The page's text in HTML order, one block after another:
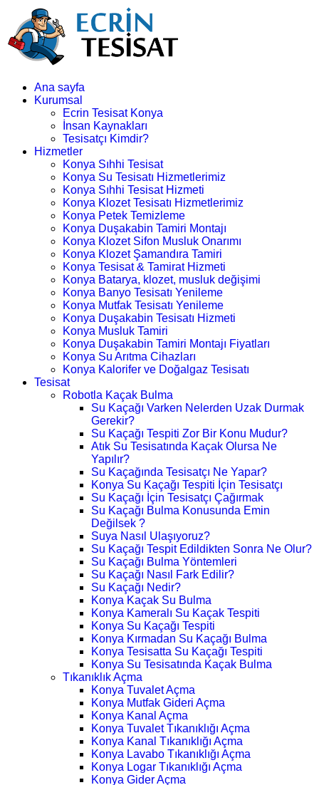
Ana sayfa
Kurumsal
Ecrin Tesisat Konya
İnsan Kaynakları
Tesisatçı Kimdir?
Hizmetler
Konya Sıhhi Tesisat
Konya Su Tesisatı Hizmetlerimiz
Konya Sıhhi Tesisat Hizmeti
Konya Klozet Tesisatı Hizmetlerimiz
Konya Petek Temizleme
Konya Duşakabin Tamiri Montajı
Konya Klozet Sifon Musluk Onarımı
Konya Klozet Şamandıra Tamiri
Konya Tesisat & Tamirat Hizmeti
Konya Batarya, klozet, musluk değişimi
Konya Banyo Tesisatı Yenileme
Konya Mutfak Tesisatı Yenileme
Konya Duşakabin Tesisatı Hizmeti
Konya Musluk Tamiri
Konya Duşakabin Tamiri Montajı Fiyatları
Konya Su Arıtma Cihazları
Konya Kalorifer ve Doğalgaz Tesisatı
Tesisat
Robotla Kaçak Bulma
Su Kaçağı Varken Nelerden Uzak Durmak
Gerekir?
Su Kaçağı Tespiti Zor Bir Konu Mudur?
Atık Su Tesisatında Kaçak Olursa Ne
Yapılır?
Su Kaçağında Tesisatçı Ne Yapar?
Konya Su Kaçağı Tespiti İçin Tesisatçı
Su Kaçağı İçin Tesisatçı Çağırmak
Su Kaçağı Bulma Konusunda Emin
Değilsek ?
Suya Nasıl Ulaşıyoruz?
Su Kaçağı Tespit Edildikten Sonra Ne Olur?
Su Kaçağı Bulma Yöntemleri
Su Kaçağı Nasıl Fark Edilir?
Su Kaçağı Nedir?
Konya Kaçak Su Bulma
Konya Kameralı Su Kaçak Tespiti
Konya Su Kaçağı Tespiti
Konya Kırmadan Su Kaçağı Bulma
Konya Tesisatta Su Kaçağı Tespiti
Konya Su Tesisatında Kaçak Bulma
Tıkanıklık Açma
Konya Tuvalet Açma
Konya Mutfak Gideri Açma
Konya Kanal Açma
Konya Tuvalet Tıkanıklığı Açma
Konya Kanal Tıkanıklığı Açma
Konya Lavabo Tıkanıklığı Açma
Konya Logar Tıkanıklığı Açma
Konya Gider Açma